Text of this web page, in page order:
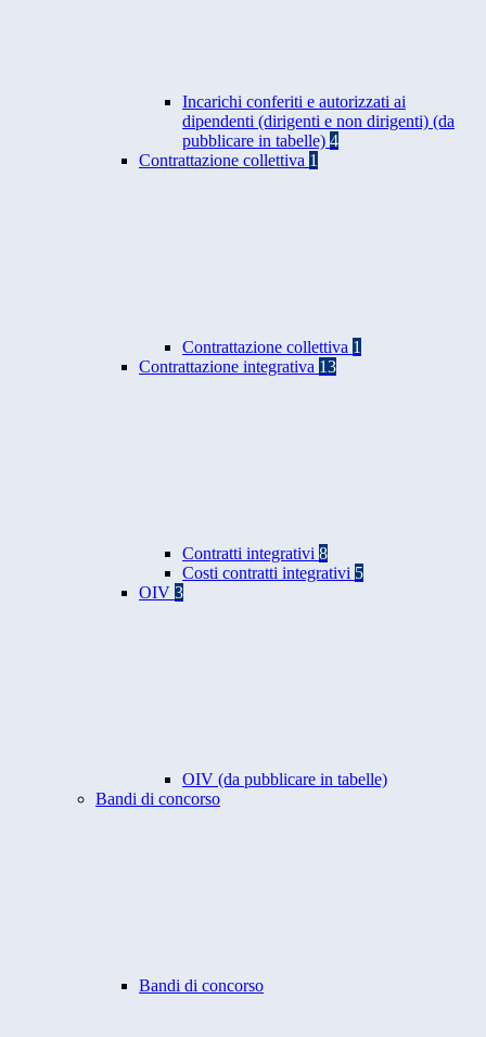
Incarichi conferiti e autorizzati ai
dipendenti (dirigenti e non dirigenti) (da
pubblicare in tabelle) 4
Contrattazione collettiva 1
Contrattazione collettiva 1
Contrattazione integrativa 13
Contratti integrativi 8
Costi contratti integrativi 5
OIV 3
OIV (da pubblicare in tabelle)
Bandi di concorso
Bandi di concorso